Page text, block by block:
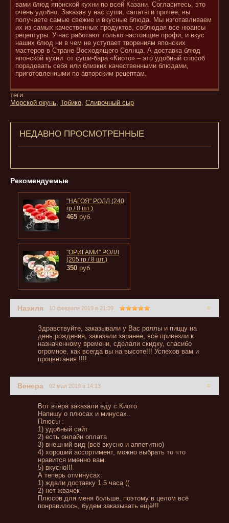
вами блюд японской кухни по всей Казани. Согласитесь, это
очень удобно. Заказав у нас суши, салаты и прочее, вы
получаете самые свежие и вкусные блюда. Мы изготавливаем
их из самых качественных продуктов, соблюдая все нюансы
рецептуры. У нас работают только настоящие профи, и вкус
наших блюд ни в чем не уступает творениям японских
мастеров в Стране Восходящего Солнца. А доставка блюд
японской кухни от суши-бара «Киото» – это удобный способ
порадовать себя или близких качественными блюдами,
приготовленными по авторским рецептам.
теги:
Морской окунь, Тобико, Сливочный сыр
НЕДАВНО ПРОСМОТРЕННЫЕ
Рекомендуемые
"НАГОЯ" РОЛЛ (240
гр./ 8 шт.)
465 руб.
"ОРИГАМИ" РОЛЛ
(205 гр./ 8 шт.)
350 руб.
Назиля 10 февраля 2019 в 21:39 #
Здравствуйте, заказывали у Вас роллы и пиццу на
день рождения, заказали заранее, всё привезли к
назначенному времени, сделали скидку, спасибо
огромное, как всегда вы на высоте!!! Успехов вам и
процветания !!!!
Венера 02 мая 2019 в 14:13 #
Вот вчера заказали еду с Киото.
Напишу о плюсах и минусах..
Плюсы :
1) удобный сайт
2) есть онлайн оплата
3) внешний вид (всё вкусно и аппетитно)
4) хороший ассортимент, можно выбрать то что
нравится именно вам.
5) вкусно!!!
А теперь отминусах:
1) ждали доставку 1,5 часа ((
2) нет жвачек
Плюсов для меня больше, поэтому в целом всё
понравилось, будем заказывать ещё!!!